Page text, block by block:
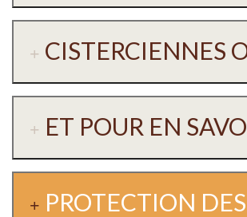
CISTERCIENNES
ET POUR EN
PROTECTION